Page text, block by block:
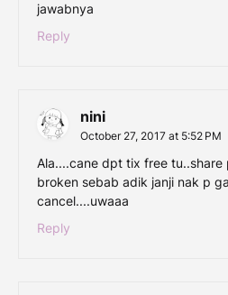
jawabnya
Reply
nini
October 27, 2017 at 5:52 PM
Ala....cane dpt tix free tu..share
broken sebab adik janji nak p
cancel....uwaaa
Reply